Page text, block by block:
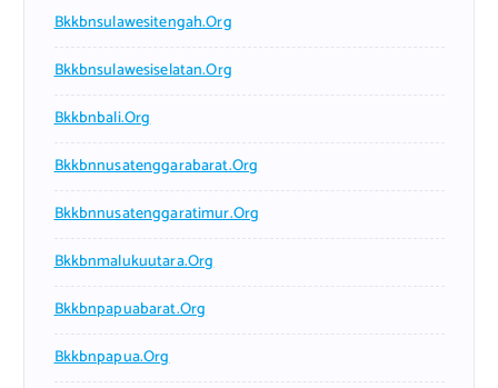
Bkkbnsulawesitengah.org
Bkkbnsulawesiselatan.org
Bkkbnbali.org
Bkkbnnusatenggarabarat.org
Bkkbnnusatenggaratimur.org
Bkkbnmalukuutara.org
Bkkbnpapuabarat.org
Bkkbnpapua.org